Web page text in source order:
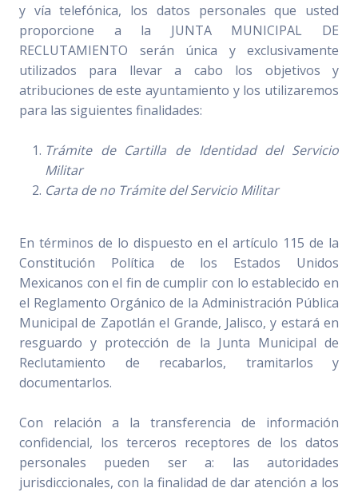
y vía telefónica, los datos personales que usted
proporcione a la JUNTA MUNICIPAL DE
RECLUTAMIENTO serán única y exclusivamente
utilizados para llevar a cabo los objetivos y
atribuciones de este ayuntamiento y los utilizaremos
para las siguientes finalidades:
Trámite de Cartilla de Identidad del Servicio
Militar
Carta de no Trámite del Servicio Militar
En términos de lo dispuesto en el artículo 115 de la
Constitución Política de los Estados Unidos
Mexicanos con el fin de cumplir con lo establecido en
el Reglamento Orgánico de la Administración Pública
Municipal de Zapotlán el Grande, Jalisco, y estará en
resguardo y protección de la Junta Municipal de
Reclutamiento de recabarlos, tramitarlos y
documentarlos.
Con relación a la transferencia de información
confidencial, los terceros receptores de los datos
personales pueden ser a: las autoridades
jurisdiccionales, con la finalidad de dar atención a los